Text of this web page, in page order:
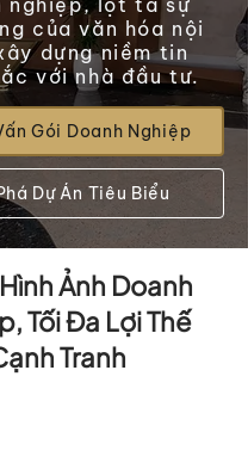
nghiệp, lột tả sự
của văn hóa nội
dựng niềm tin
với nhà đầu tư.
Gói Doanh Nghiệp
Dự Án Tiêu Biểu
Ảnh Doanh
Tối Đa Lợi Thế
Tranh